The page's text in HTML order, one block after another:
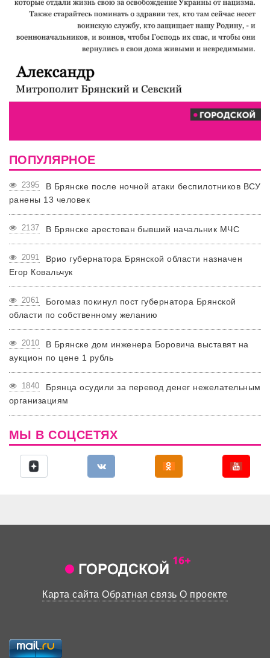
ПОПУЛЯРНОЕ
2395
В Брянске после ночной атаки беспилотников ВСУ
ранены 13 человек
2137 В Брянске арестован бывший начальник МЧС
2091
Врио губернатора Брянской области назначен
Егор Ковальчук
2061
Богомаз покинул пост губернатора Брянской
области по собственному желанию
2010
В Брянске дом инженера Боровича выставят на
аукцион по цене 1 рубль
1840
Брянца осудили за перевод денег нежелательным
организациям
МЫ В СОЦСЕТЯХ
Карта сайта Обратная связь О проекте